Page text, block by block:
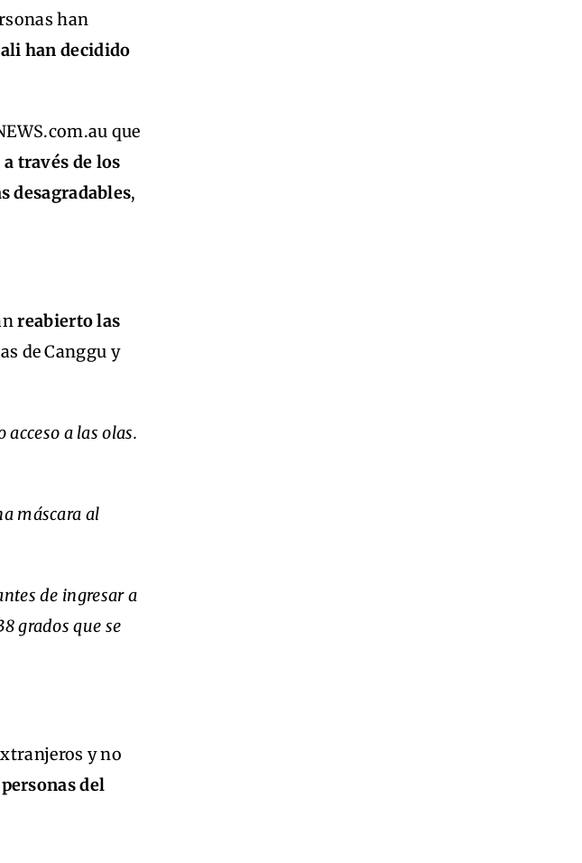
han
han decidido
que
través de los
desagradables,
reabierto las
de Canggu y
a las olas.
máscara al
de ingresar a
grados que se
y no
del